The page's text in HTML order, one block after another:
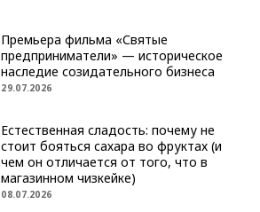
Премьера фильма «Святые
предприниматели» — историческое
наследие созидательного бизнеса
29.07.2026
Естественная сладость: почему не
стоит бояться сахара во фруктах (и
чем он отличается от того, что в
магазинном чизкейке)
08.07.2026